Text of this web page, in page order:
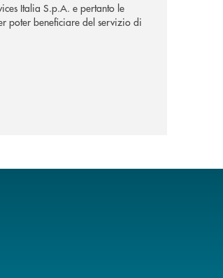
Italia S.p.A. e pertanto le
poter beneficiare del servizio di